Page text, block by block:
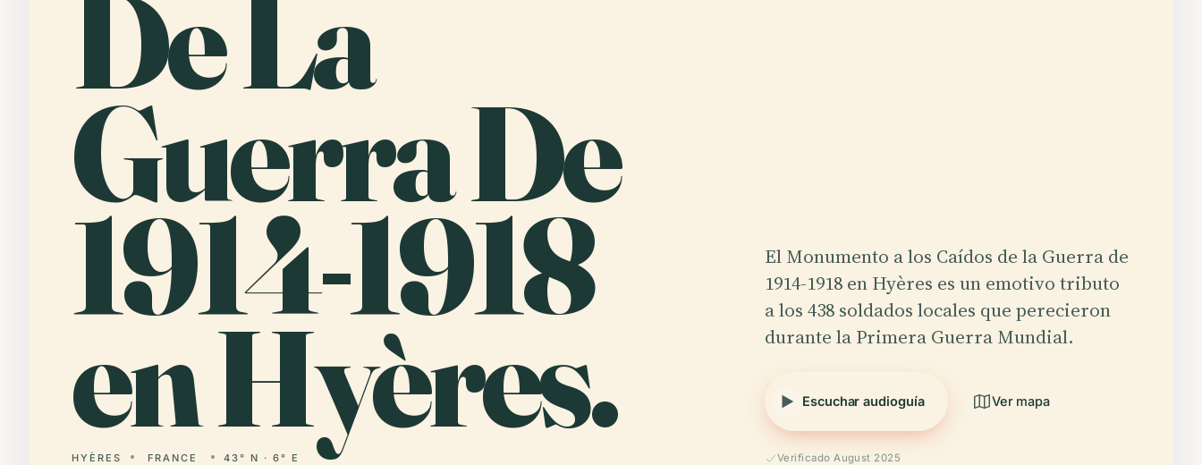
De La
Guerra De
1914-1918
en Hyères.
HYÈRES FRANCE 43° N · 6° E
El Monumento a los Caídos de la Guerra de
1914-1918 en Hyères es un emotivo tributo
a los 438 soldados locales que perecieron
durante la Primera Guerra Mundial.
Escuchar audioguía Ver mapa
Verificado August 2025